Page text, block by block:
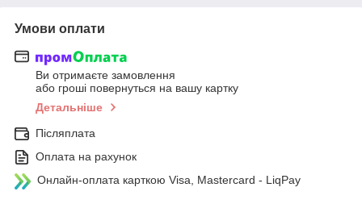
Умови оплати
Ви отримаєте замовлення
або гроші повернуться на вашу картку
Детальніше
Післяплата
Оплата на рахунок
Онлайн-оплата карткою Visa, Mastercard - LiqPay